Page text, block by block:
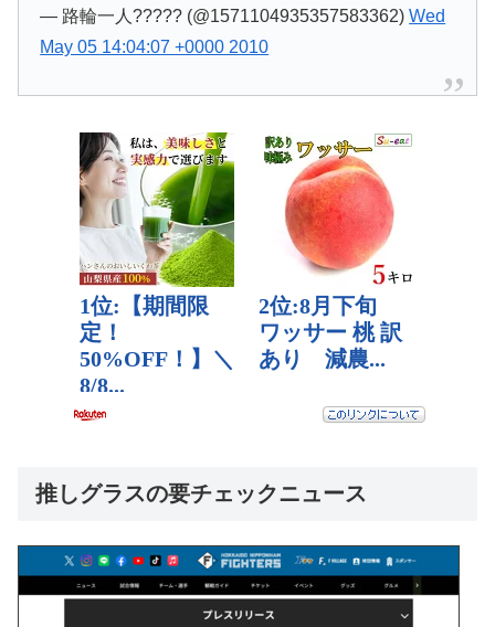
— 路輪一人????? (@1571104935357583362)Wed
May 05 14:04:07 +0000 2010
推しグラスの要チェックニュース